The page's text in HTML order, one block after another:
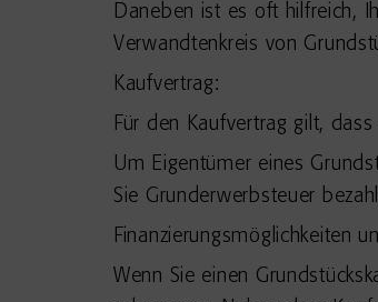
Daneben ist es oft hilfreich,
Verwandtenkreis von
Kaufvertrag:
Für den Kaufvertrag gilt,
Um Eigentümer eines
Sie Grunderwerbsteuer
Finanzierungsmöglichkeiten
Wenn Sie einen